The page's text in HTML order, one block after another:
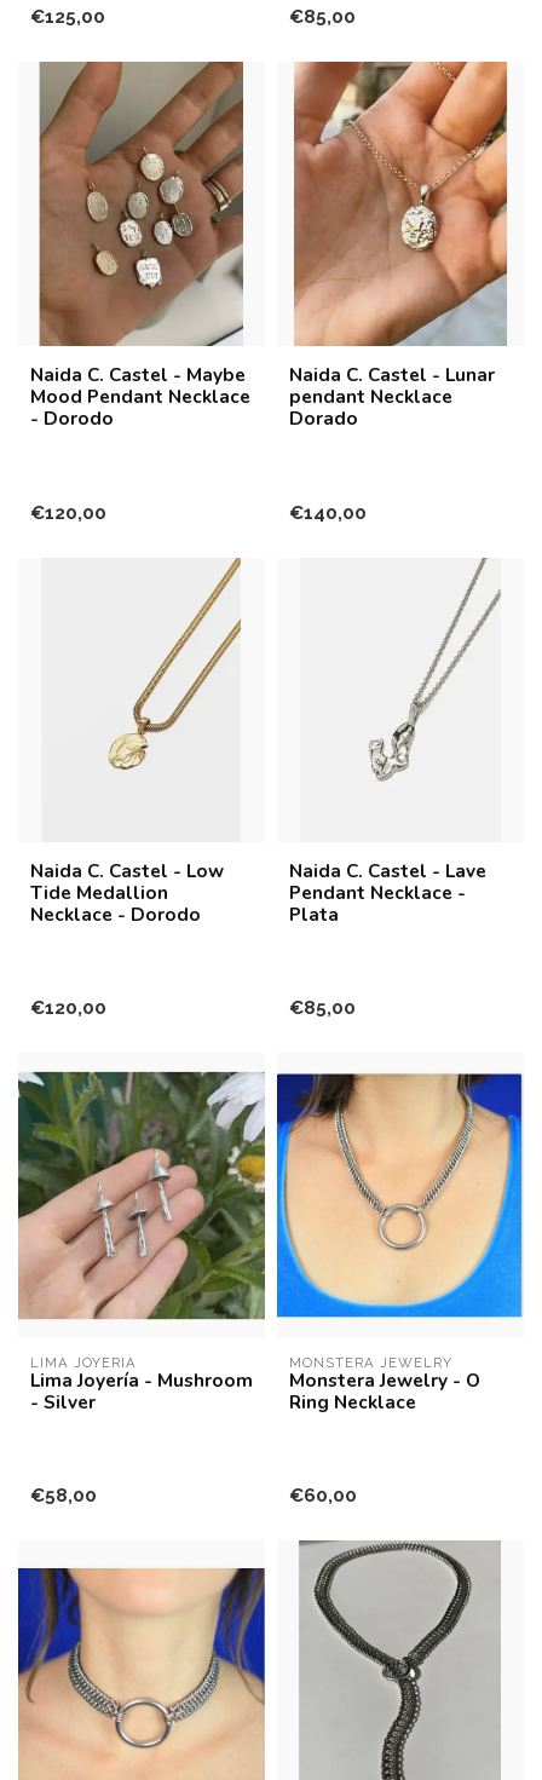
€125,00 €85,00
Naida C. Castel - Maybe
Mood Pendant Necklace
- Dorodo
€120,00
Naida C. Castel - Lunar
pendant Necklace
Dorado
€140,00
Naida C. Castel - Low
Tide Medallion
Necklace - Dorodo
€120,00
Naida C. Castel - Lave
Pendant Necklace -
Plata
€85,00
LIMA JOYERÍA
Lima Joyería - Mushroom
- Silver
€58,00
MONSTERA JEWELRY
Monstera Jewelry - O
Ring Necklace
€60,00